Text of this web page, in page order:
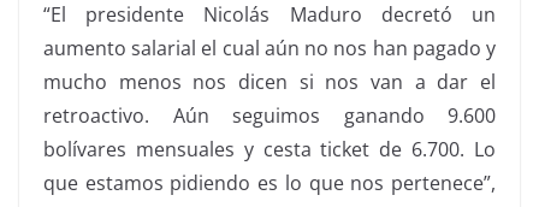
“El presidente Nicolás Maduro decretó un
aumento salarial el cual aún no nos han pagado y
mucho menos nos dicen si nos van a dar el
retroactivo. Aún seguimos ganando 9.600
bolívares mensuales y cesta ticket de 6.700. Lo
que estamos pidiendo es lo que nos pertenece”,